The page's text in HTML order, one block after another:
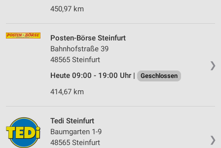
450,97 km
❯
Posten-Börse Steinfurt
Bahnhofstraße 39
48565 Steinfurt
Heute 09:00 - 19:00 Uhr |
Geschlossen
414,67 km
❯
Tedi Steinfurt
Baumgarten 1-9
48565 Steinfurt